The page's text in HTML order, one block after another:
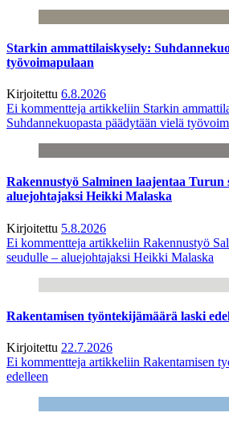
Starkin ammattilaiskysely:
työvoimapulaan
Kirjoitettu 6.8.2026
Ei kommentteja artikkeliin Starkin
Suhdannekuopasta päädytään vielä
Rakennustyö Salminen laajentaa Turun
aluejohtajaksi Heikki Malaska
Kirjoitettu 5.8.2026
Ei kommentteja artikkeliin Rakennustyö
seudulle – aluejohtajaksi Heikki Malaska
Rakentamisen työntekijämäärä laski
Kirjoitettu 22.7.2026
Ei kommentteja artikkeliin Rakentamisen
edelleen